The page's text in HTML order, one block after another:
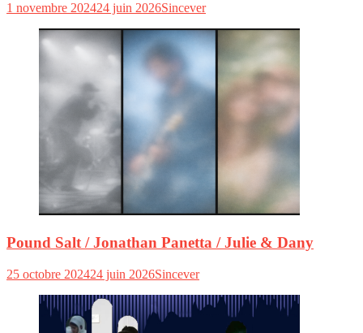
1 novembre 202424 juin 2026Sincever
Pound Salt / Jonathan Panetta / Julie & Dany
25 octobre 202424 juin 2026Sincever